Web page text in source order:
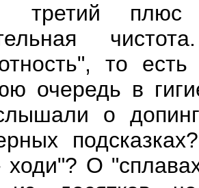
третий
то
очередь в
о
ходи"? О